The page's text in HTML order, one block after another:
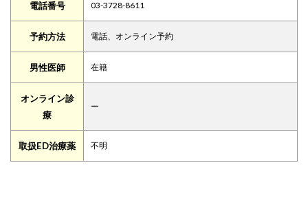
電話番号 03-3728-8611
予約方法 電話、オンライン予約
男性医師 在籍
オンライン診
療
ー
取扱ED治療薬 不明